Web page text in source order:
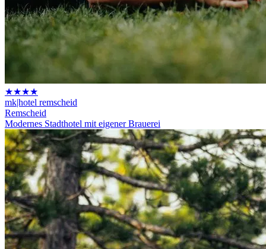
★★★★
mk|hotel remscheid
Remscheid
Modernes Stadthotel mit eigener Brauerei